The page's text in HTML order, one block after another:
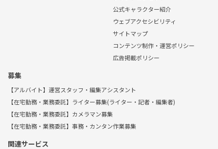
公式キャラクター紹介
ウェブアクセシビリティ
サイトマップ
コンテンツ制作・運営ポリシー
広告掲載ポリシー
募集
【アルバイト】運営スタッフ・編集アシスタント
【在宅勤務・業務委託】ライター募集(ライター・記者・編集者)
【在宅勤務・業務委託】カメラマン募集
【在宅勤務・業務委託】事務・カンタン作業募集
関連サービス